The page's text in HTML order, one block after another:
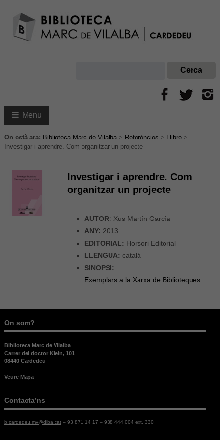
Menu
On està ara: Biblioteca Marc de Vilalba> Referències > Llibre>
Investigar i aprendre. Com organitzar un projecte
Investigar i aprendre. Com
organitzar un projecte
AUTOR: Xus Martín García
ANY: 2013
EDITORIAL: Horsori Editorial
LLENGUA: català
SINOPSI:
Exemplars a la Xarxa de Biblioteques
On som?
Biblioteca Marc de Vilalba
Carrer del doctor Klein, 101
08440 Cardedeu
Veure Mapa
Contacta’ns
b.cardedeu.mv@diba.cat– 93 871 14 17 – 938 444 004 ext. 330